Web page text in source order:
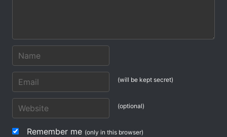
(will be kept secret)
(optional)
Remember me (only in this browser)